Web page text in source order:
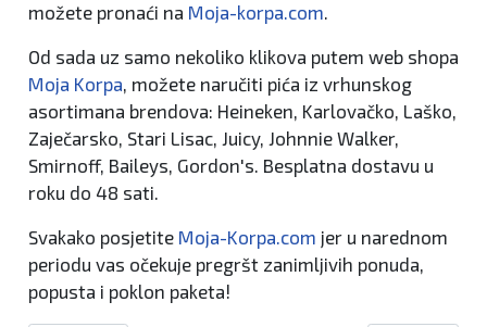
možete pronaći na Moja-korpa.com.
Od sada uz samo nekoliko klikova putem web shopa
Moja Korpa, možete naručiti pića iz vrhunskog
asortimana brendova: Heineken, Karlovačko, Laško,
Zaječarsko, Stari Lisac, Juicy, Johnnie Walker,
Smirnoff, Baileys, Gordon's. Besplatna dostavu u
roku do 48 sati.
Svakako posjetite Moja-Korpa.com jer u narednom
periodu vas očekuje pregršt zanimljivih ponuda,
popusta i poklon paketa!